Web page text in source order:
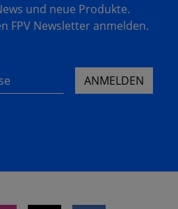
und neue Produkte.
FPV Newsletter anmelden.
ANMELDEN